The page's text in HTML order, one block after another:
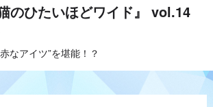
のひたいほどワイド』 vol.14
なアイツ”を堪能！？